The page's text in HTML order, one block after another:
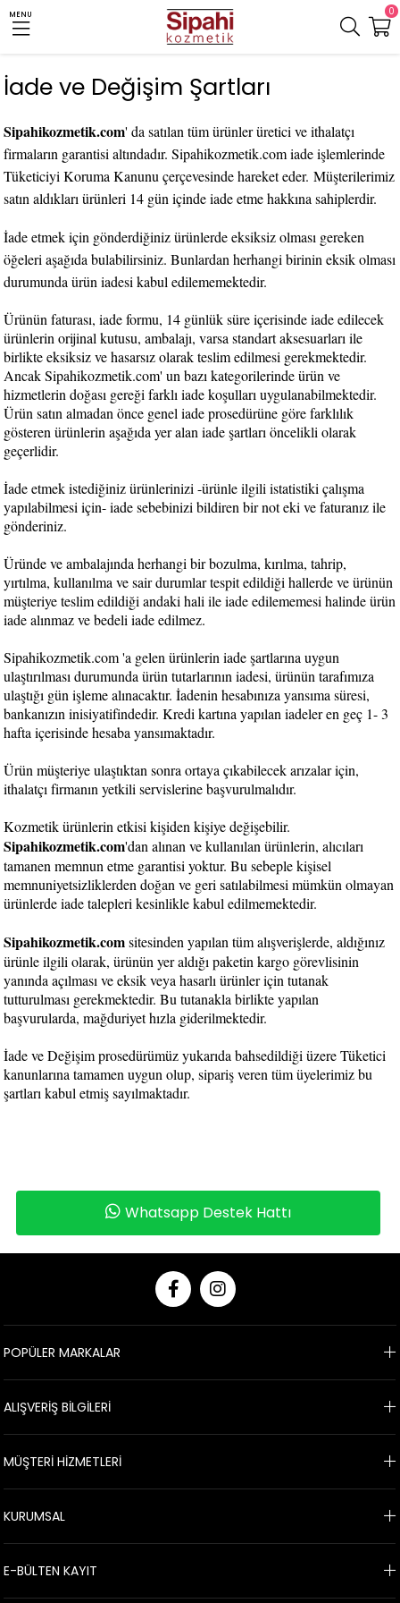
MENU 0
İade ve Değişim Şartları
Sipahikozmetik.com' da satılan tüm ürünler üretici ve ithalatçı
firmaların garantisi altındadır. Sipahikozmetik.com iade işlemlerinde
Tüketiciyi Koruma Kanunu çerçevesinde hareket eder. Müşterilerimiz
satın aldıkları ürünleri 14 gün içinde iade etme hakkına sahiplerdir.
İade etmek için gönderdiğiniz ürünlerde eksiksiz olması gereken
öğeleri aşağıda bulabilirsiniz. Bunlardan herhangi birinin eksik olması
durumunda ürün iadesi kabul edilememektedir.
Ürünün faturası, iade formu, 14 günlük süre içerisinde iade edilecek
ürünlerin orijinal kutusu, ambalajı, varsa standart aksesuarları ile
birlikte eksiksiz ve hasarsız olarak teslim edilmesi gerekmektedir.
Ancak Sipahikozmetik.com' un bazı kategorilerinde ürün ve
hizmetlerin doğası gereği farklı iade koşulları uygulanabilmektedir.
Ürün satın almadan önce genel iade prosedürüne göre farklılık
gösteren ürünlerin aşağıda yer alan iade şartları öncelikli olarak
geçerlidir.
İade etmek istediğiniz ürünlerinizi -ürünle ilgili istatistiki çalışma
yapılabilmesi için- iade sebebinizi bildiren bir not eki ve faturanız ile
gönderiniz.
Üründe ve ambalajında herhangi bir bozulma, kırılma, tahrip,
yırtılma, kullanılma ve sair durumlar tespit edildiği hallerde ve ürünün
müşteriye teslim edildiği andaki hali ile iade edilememesi halinde ürün
iade alınmaz ve bedeli iade edilmez.
Sipahikozmetik.com 'a gelen ürünlerin iade şartlarına uygun
ulaştırılması durumunda ürün tutarlarının iadesi, ürünün tarafımıza
ulaştığı gün işleme alınacaktır. İadenin hesabınıza yansıma süresi,
bankanızın inisiyatifindedir. Kredi kartına yapılan iadeler en geç 1- 3
hafta içerisinde hesaba yansımaktadır.
Ürün müşteriye ulaştıktan sonra ortaya çıkabilecek arızalar için,
ithalatçı firmanın yetkili servislerine başvurulmalıdır.
Kozmetik ürünlerin etkisi kişiden kişiye değişebilir.
Sipahikozmetik.com'dan alınan ve kullanılan ürünlerin, alıcıları
tamanen memnun etme garantisi yoktur. Bu sebeple kişisel
memnuniyetsizliklerden doğan ve geri satılabilmesi mümkün olmayan
ürünlerde iade talepleri kesinlikle kabul edilmemektedir.
Sipahikozmetik.comsitesinden yapılan tüm alışverişlerde, aldığınız
ürünle ilgili olarak, ürünün yer aldığı paketin kargo görevlisinin
yanında açılması ve eksik veya hasarlı ürünler için tutanak
tutturulması gerekmektedir. Bu tutanakla birlikte yapılan
başvurularda, mağduriyet hızla giderilmektedir.
İade ve Değişim prosedürümüz yukarıda bahsedildiği üzere Tüketici
kanunlarına tamamen uygun olup, sipariş veren tüm üyelerimiz bu
şartları kabul etmiş sayılmaktadır.
Whatsapp Destek Hattı
POPÜLER MARKALAR
ALIŞVERİŞ BİLGİLERİ
MÜŞTERİ HİZMETLERİ
KURUMSAL
E-BÜLTEN KAYIT